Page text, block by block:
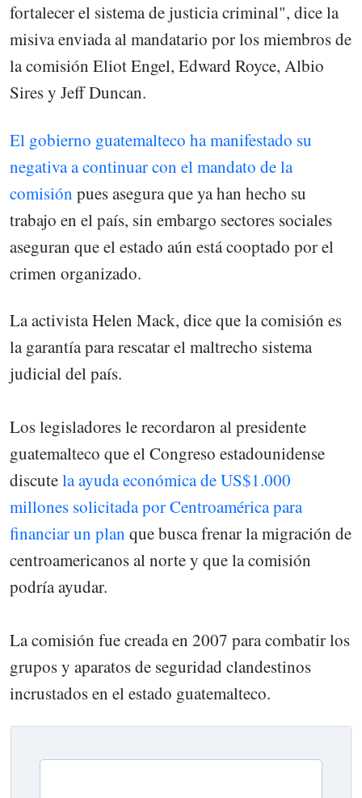
fortalecer el sistema de justicia criminal", dice la
misiva enviada al mandatario por los miembros de
la comisión Eliot Engel, Edward Royce, Albio
Sires y Jeff Duncan.
El gobierno guatemalteco ha manifestado su
negativa a continuar con el mandato de la
comisión pues asegura que ya han hecho su
trabajo en el país, sin embargo sectores sociales
aseguran que el estado aún está cooptado por el
crimen organizado.
La activista Helen Mack, dice que la comisión es
la garantía para rescatar el maltrecho sistema
judicial del país.
Los legisladores le recordaron al presidente
guatemalteco que el Congreso estadounidense
discutela ayuda económica de US$1.000
millones solicitada por Centroamérica para
financiar un plan que busca frenar la migración de
centroamericanos al norte y que la comisión
podría ayudar.
La comisión fue creada en 2007 para combatir los
grupos y aparatos de seguridad clandestinos
incrustados en el estado guatemalteco.